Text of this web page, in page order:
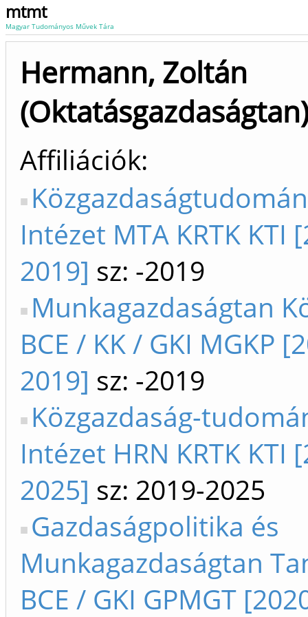
mtmt
Magyar Tudományos Művek Tára
Hermann, Zoltán
(Oktatásgazdaságtan)
Affiliációk
Intézet MTA KRTK KTI
2019] sz: -2019
Munkagazdaságtan
BCE / KK / GKI MGKP
2019] sz: -2019
Közgazdaság-
Intézet HRN KRTK KTI
2025] sz: 2019-2025
Gazdaságpolitika és
Munkagazdaságtan
BCE / GKI GPMGT